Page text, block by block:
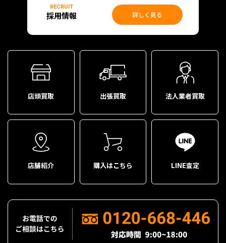
RECRUIT
採用情報 詳しく見る
店頭買取 出張買取 法人業者買取
店舗紹介 購入はこちら LINE査定